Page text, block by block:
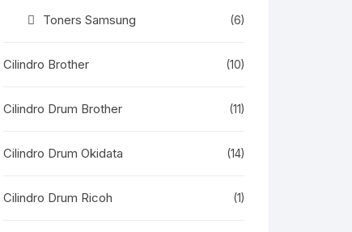
Toners Samsung (6)
Cilindro Brother (10)
Cilindro Drum Brother (11)
Cilindro Drum Okidata (14)
Cilindro Drum Ricoh (1)